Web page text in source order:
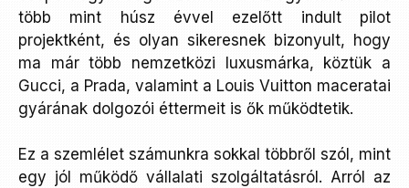
több mint húsz évvel ezelőtt indult pilot
projektként, és olyan sikeresnek bizonyult, hogy
ma már több nemzetközi luxusmárka, köztük a
Gucci, a Prada, valamint a Louis Vuitton maceratai
gyárának dolgozói éttermeit is ők működtetik.
Ez a szemlélet számunkra sokkal többről szól, mint
egy jól működő vállalati szolgáltatásról. Arról az